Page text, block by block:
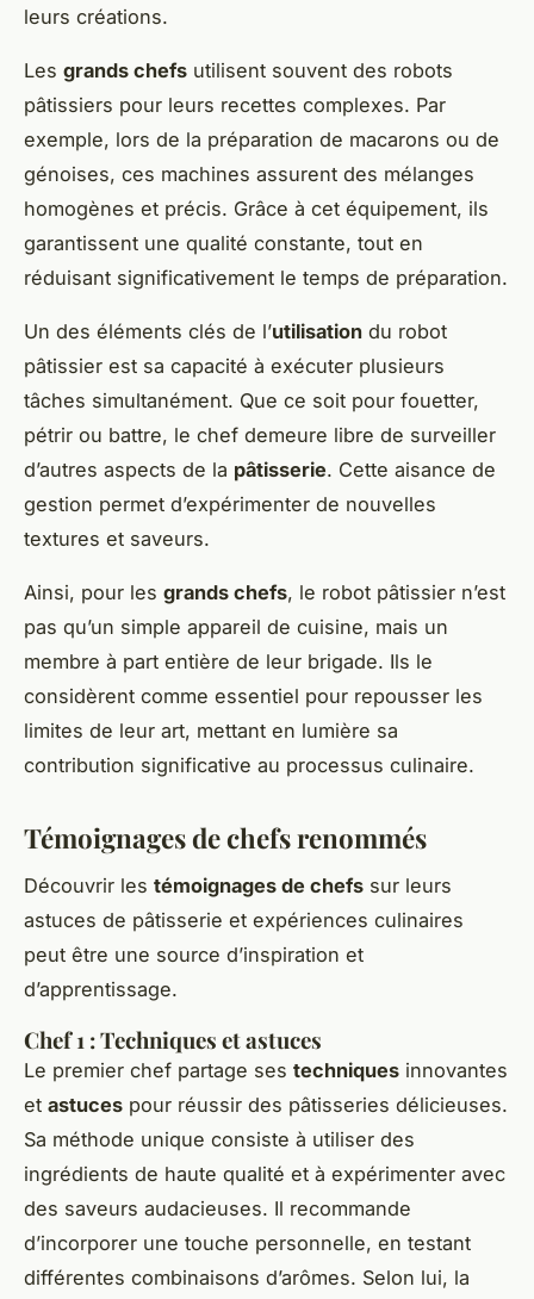
leurs créations.
Les grands chefs utilisent souvent des robots
pâtissiers pour leurs recettes complexes. Par
exemple, lors de la préparation de macarons ou de
génoises, ces machines assurent des mélanges
homogènes et précis. Grâce à cet équipement, ils
garantissent une qualité constante, tout en
réduisant significativement le temps de préparation.
Un des éléments clés de l’utilisation du robot
pâtissier est sa capacité à exécuter plusieurs
tâches simultanément. Que ce soit pour fouetter,
pétrir ou battre, le chef demeure libre de surveiller
d’autres aspects de la pâtisserie. Cette aisance de
gestion permet d’expérimenter de nouvelles
textures et saveurs.
Ainsi, pour les grands chefs, le robot pâtissier n’est
pas qu’un simple appareil de cuisine, mais un
membre à part entière de leur brigade. Ils le
considèrent comme essentiel pour repousser les
limites de leur art, mettant en lumière sa
contribution significative au processus culinaire.
Témoignages de chefs renommés
Découvrir les témoignages de chefs sur leurs
astuces de pâtisserie et expériences culinaires
peut être une source d’inspiration et
d’apprentissage.
Chef 1 : Techniques et astuces
Le premier chef partage ses techniques innovantes
et astuces pour réussir des pâtisseries délicieuses.
Sa méthode unique consiste à utiliser des
ingrédients de haute qualité et à expérimenter avec
des saveurs audacieuses. Il recommande
d’incorporer une touche personnelle, en testant
différentes combinaisons d’arômes. Selon lui, la